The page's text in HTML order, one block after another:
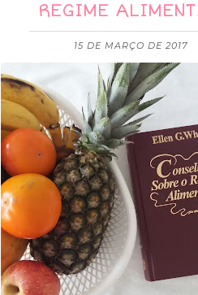
REGIME
15 DE MARÇO DE 2017